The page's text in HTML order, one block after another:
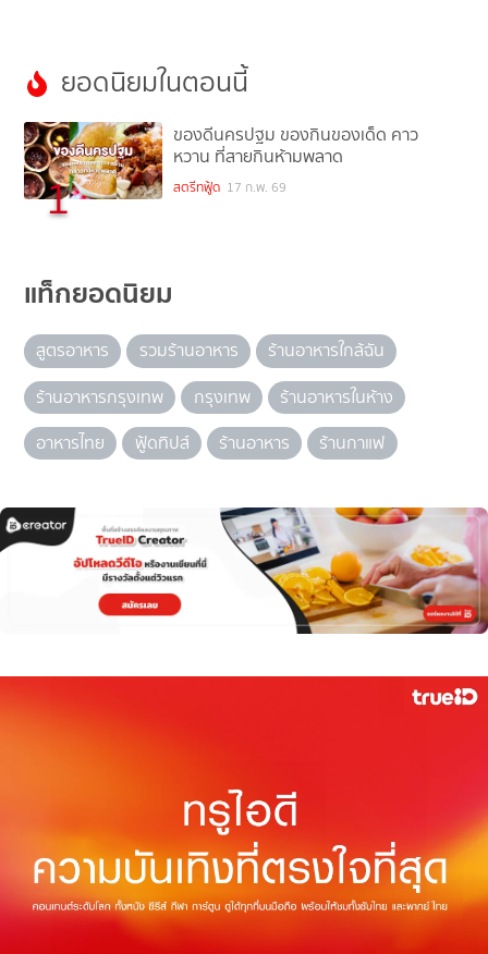
ยอดนิยมในตอนนี้
1
ของดีนครปฐม ของกินของเด็ด คาว
หวาน ที่สายกินห้ามพลาด
สตรีทฟู้ด 17 ก.พ. 69
แท็กยอดนิยม
สูตรอาหาร รวมร้านอาหาร
ร้านอาหารใกล้ฉัน
ร้านอาหารกรุงเทพ
กรุงเทพ
ร้านอาหารในห้าง
อาหารไทย
ฟู้ดทิปส์ ร้านอาหาร ร้านกาแฟ